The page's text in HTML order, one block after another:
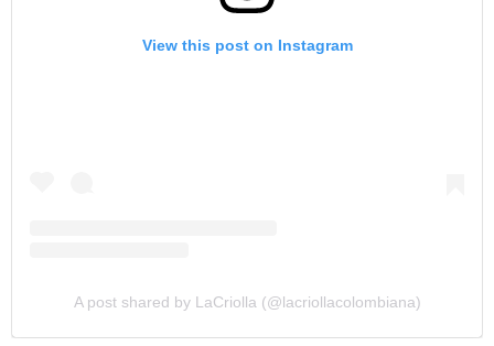
View this post on Instagram
A post shared by LaCriolla (@lacriollacolombiana)